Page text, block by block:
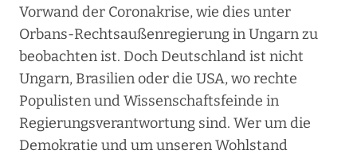
Vorwand der Coronakrise, wie dies unter
Orbans-Rechtsaußenregierung in Ungarn zu
beobachten ist. Doch Deutschland ist nicht
Ungarn, Brasilien oder die USA, wo rechte
Populisten und Wissenschaftsfeinde in
Regierungsverantwortung sind. Wer um die
Demokratie und um unseren Wohlstand